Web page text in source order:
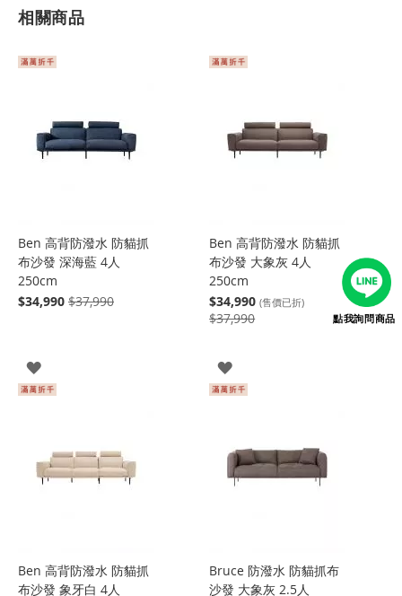
相關商品
Ben 高背防潑水 防貓抓
布沙發 深海藍 4人
250cm
$34,990 $37,990
登
入
Ben 高背防潑水 防貓抓
布沙發 大象灰 4人
250cm
$34,990 (售價已折)
$37,990
登
入
Ben 高背防潑水 防貓抓
布沙發 象牙白 4人
Bruce 防潑水 防貓抓布
沙發 大象灰 2.5人
點我詢問商品